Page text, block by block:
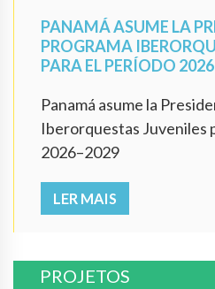
PANAMÁ ASUME LA
PROGRAMA
PARA EL PERÍODO
Panamá asume la
Iberorquestas Juveniles
2026–2029
LER MAIS
PROJETOS